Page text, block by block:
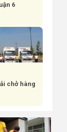
6
chở hàng